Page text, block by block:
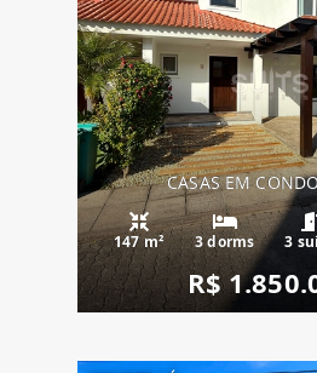
CASAS EM
147 m² 3 dorms 3
R$